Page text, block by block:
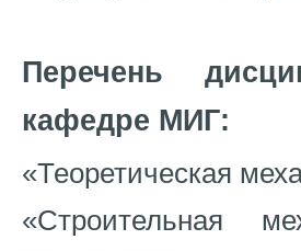
Перечень
кафедре МИГ:
«Теоретическая
«Строительная